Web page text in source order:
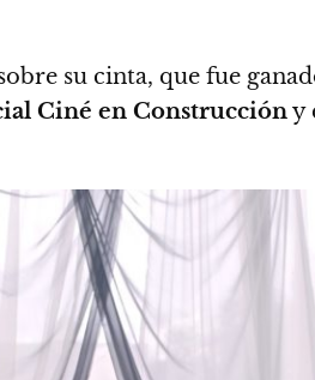
su cinta, que fue
Ciné en Construccióny